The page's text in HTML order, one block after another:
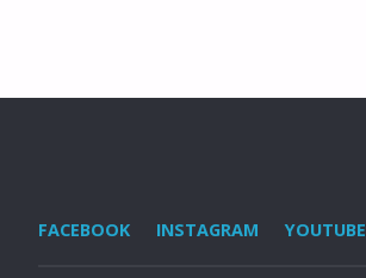
FACEBOOK INSTAGRAM YOUTUBE